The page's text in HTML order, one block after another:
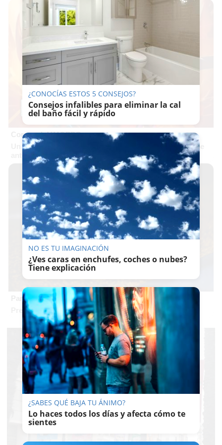
Corepunk MMORPG
Un verdadero MMORPG de la vieja escuela ¡Cómo los de
antes, pero mejor!
Parece ciencia ficción
Prepárate para alucinar con estas criaturas
¿CONOCÍAS ESTOS 5 CONSEJOS?
Consejos infalibles para eliminar la cal
del baño fácil y rápido
NO ES TU IMAGINACIÓN
¿Ves caras en enchufes, coches o nubes?
Tiene explicación
¿SABES QUÉ BAJA TU ÁNIMO?
Lo haces todos los días y afecta cómo te
sientes